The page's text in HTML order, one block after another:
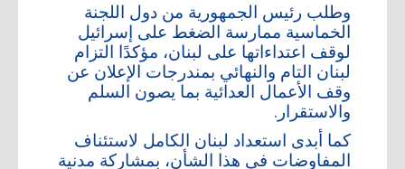
وطلب رئيس الجمهورية من دول اللجنة
الخماسية ممارسة الضغط على إسرائيل
لوقف اعتداءاتها على لبنان، مؤكدًا التزام
لبنان التام والنهائي بمندرجات الإعلان عن
وقف الأعمال العدائية بما يصون السلم
والاستقرار.
كما أبدى استعداد لبنان الكامل لاستئناف
المفاوضات في هذا الشأن، بمشاركة مدنية